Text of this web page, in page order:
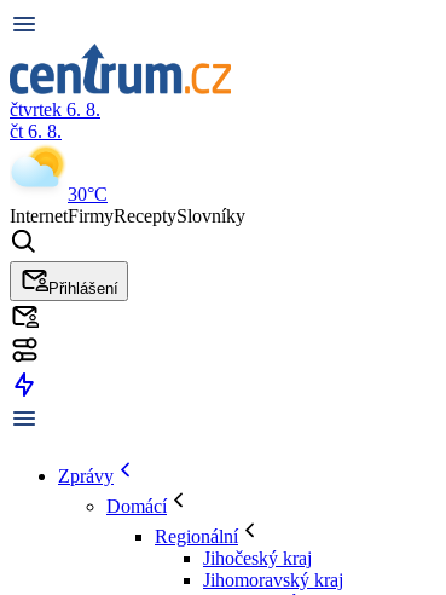
čtvrtek 6. 8.
čt 6. 8.
30°C
InternetFirmyReceptySlovníky
Přihlášení
Zprávy
Domácí
Regionální
Jihočeský kraj
Jihomoravský kraj